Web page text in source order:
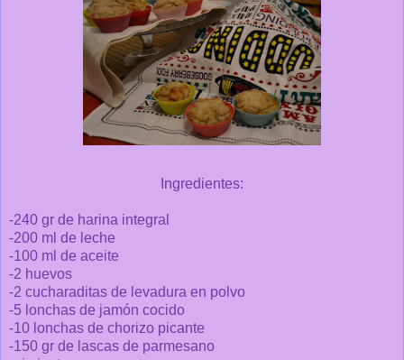
Ingredientes:
-240 gr de harina integral
-200 ml de leche
-100 ml de aceite
-2 huevos
-2 cucharaditas de levadura en polvo
-5 lonchas de jamón cocido
-10 lonchas de chorizo picante
-150 gr de lascas de parmesano